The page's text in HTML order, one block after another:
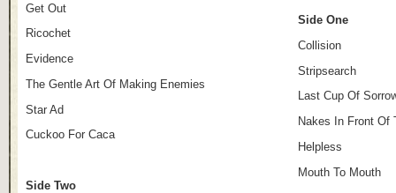
Get Out
Ricochet
Evidence
The Gentle Art Of Making Enemies
Star Ad
Cuckoo For Caca
Side Two
Side One
Collision
Stripsearch
Last Cup Of
Nakes In Front Of
Helpless
Mouth To Mouth